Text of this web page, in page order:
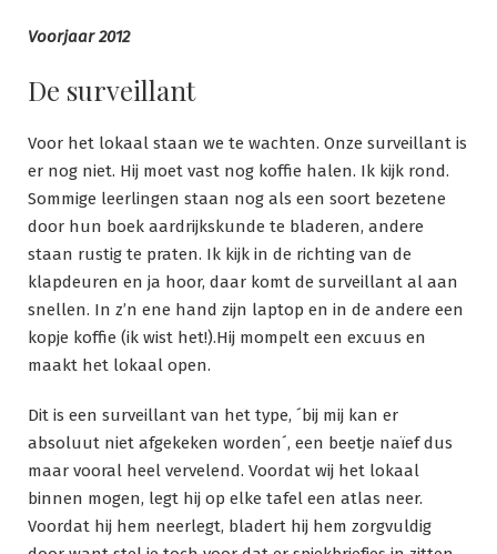
Voorjaar 2012
De surveillant
Voor het lokaal staan we te wachten. Onze surveillant is
er nog niet. Hij moet vast nog koffie halen. Ik kijk rond.
Sommige leerlingen staan nog als een soort bezetene
door hun boek aardrijkskunde te bladeren, andere
staan rustig te praten. Ik kijk in de richting van de
klapdeuren en ja hoor, daar komt de surveillant al aan
snellen. In z’n ene hand zijn laptop en in de andere een
kopje koffie (ik wist het!).Hij mompelt een excuus en
maakt het lokaal open.
Dit is een surveillant van het type, ´bij mij kan er
absoluut niet afgekeken worden´, een beetje naïef dus
maar vooral heel vervelend. Voordat wij het lokaal
binnen mogen, legt hij op elke tafel een atlas neer.
Voordat hij hem neerlegt, bladert hij hem zorgvuldig